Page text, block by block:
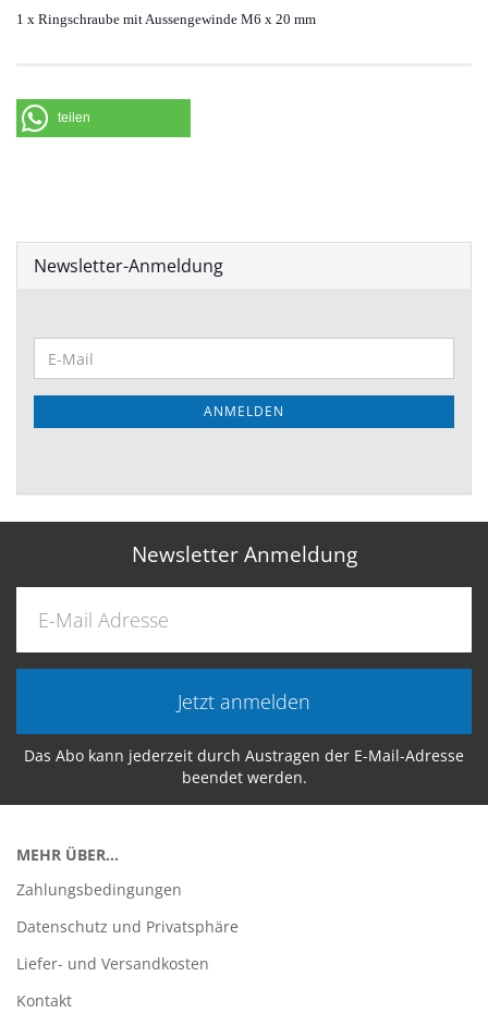
1 x Ringschraube mit Aussengewinde M6 x 20 mm
teilen
Newsletter-Anmeldung
ANMELDEN
Newsletter Anmeldung
Jetzt anmelden
Das Abo kann jederzeit durch Austragen der E-Mail-Adresse
beendet werden.
MEHR ÜBER...
Zahlungsbedingungen
Datenschutz und Privatsphäre
Liefer- und Versandkosten
Kontakt